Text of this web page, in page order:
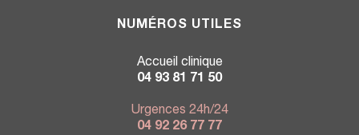
NUMÉROS UTILES
Accueil clinique
04 93 81 71 50
Urgences 24h/24
04 92 26 77 77